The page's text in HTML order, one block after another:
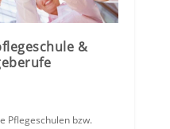
&
Pflegeschulen bzw.